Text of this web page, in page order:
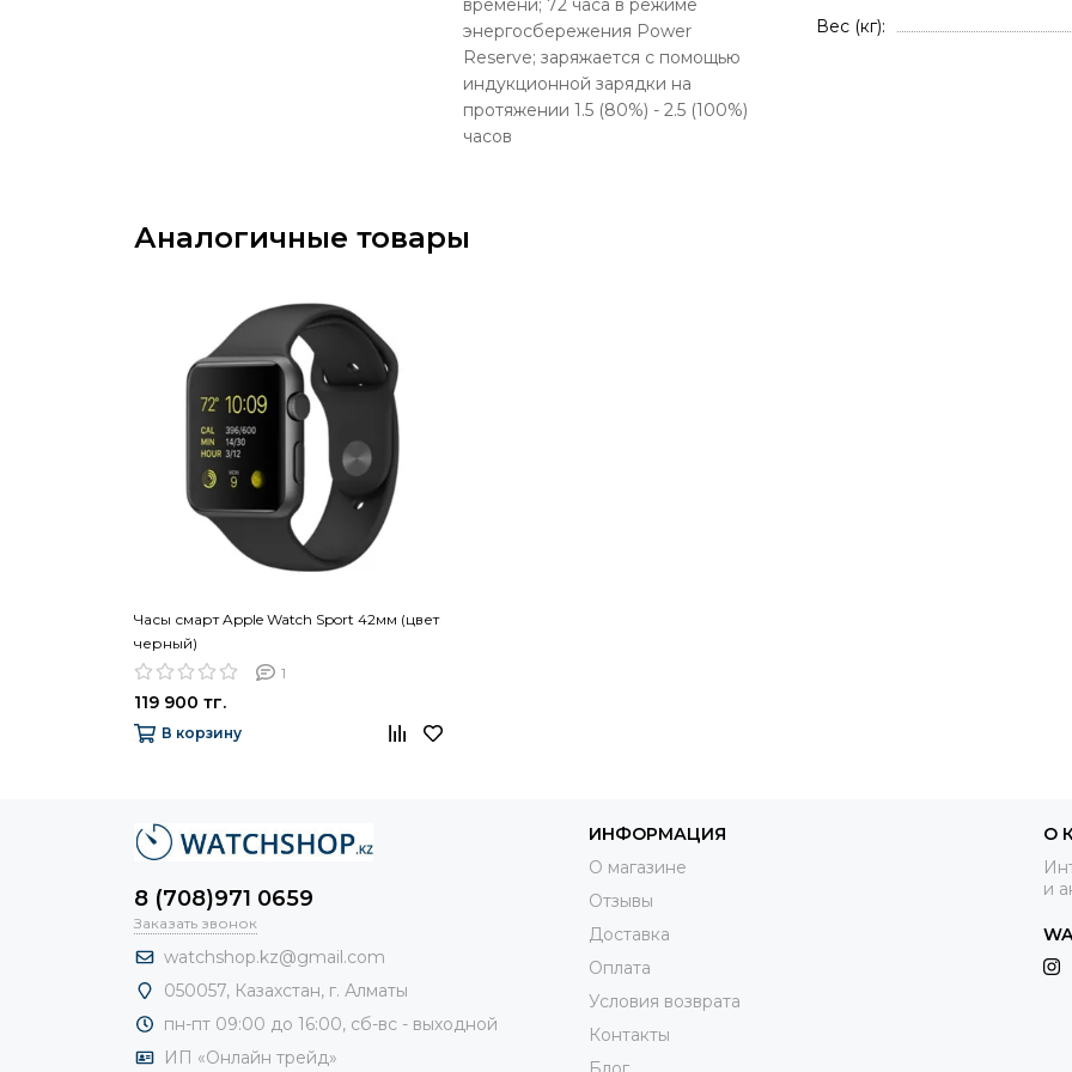
времени; 72 часа в режиме
энергосбережения Power
Reserve; заряжается с помощью
индукционной зарядки на
протяжении 1.5 (80%) - 2.5 (100%)
часов
Вес (кг)
Аналогичные товары
Часы смарт Apple Watch Sport 42мм (цвет
черный)
1
119 900 тг.
В корзину
8 (708)971 0659
Заказать звонок
watchshop.kz@gmail.com
050057, Казахстан, г. Алматы
пн-пт 09:00 до 16:00, сб-вс - выходной
ИП «Онлайн трейд»
ИНФОРМАЦИЯ
О магазине
Отзывы
Доставка
Оплата
Условия возврата
Контакты
О
и